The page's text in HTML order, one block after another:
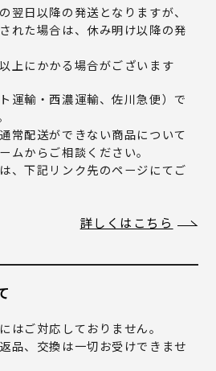
翌日以降の発送となりますが、
れた場合は、休み明け以降の発
上にかかる場合がございます
運輸・西濃運輸、佐川急便）で
常配送ができない商品について
ムからご相談ください。
、下記リンク先のページにてご
詳しくはこちら
はご対応しておりません。
品、交換は一切お受けできませ